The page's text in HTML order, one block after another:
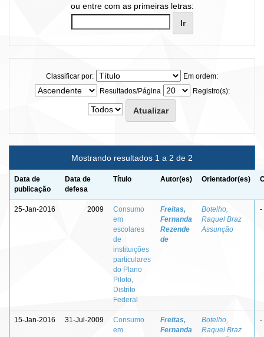
ou entre com as primeiras letras:
Classificar por:
Em ordem:
Resultados/Página
Registro(s):
Mostrando resultados 1 a 2 de 2
Data de
publicação
Data de
defesa
Título Autor(es) Orientador(es)
25-Jan-2016 2009
Consumo
em
escolares
de
instituições
particulares
do Plano
Piloto,
Distrito
Federal
Freitas,
Fernanda
Rezende
de
Botelho,
Raquel Braz
Assunção
-
15-Jan-2016 31-Jul-2009
Consumo
em
Freitas,
Fernanda
Botelho,
Raquel Braz
-